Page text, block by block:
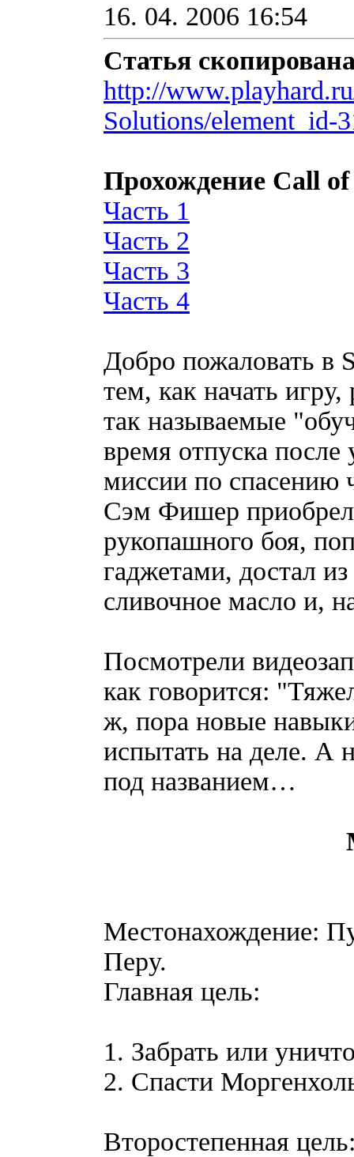
16. 04. 2006 16:54
Статья
http://
Solutions/element_id-
Прохождение Call
Часть 1
Часть 2
Часть 3
Часть 4
Добро пожаловать в
тем, как начать
так называемые
время отпуска
миссии по спасению
Сэм Фишер
рукопашного боя,
гаджетами, достал
сливочное масло и,
Посмотрели
как говорится:
ж, пора новые
испытать на деле. А
под названием…
Местонахождение:
Перу.
Главная цель:
1. Забрать или
2. Спасти
Второстепенная